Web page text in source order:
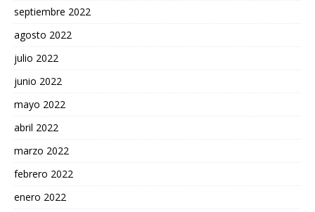
septiembre 2022
agosto 2022
julio 2022
junio 2022
mayo 2022
abril 2022
marzo 2022
febrero 2022
enero 2022